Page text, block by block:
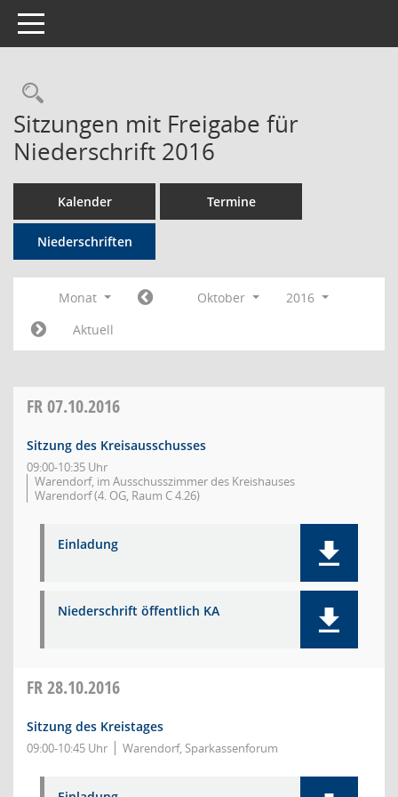
Toggle navigation
Rechercheauswahl
Sitzungen mit Freigabe für
Niederschrift 2016
Kalender Termine
Niederschriften
Monat Oktober
2016
Aktuell
FR07.10.2016
Sitzung des Kreisausschusses
09:00-10:35 Uhr
Warendorf, im Ausschusszimmer des Kreishauses
Warendorf (4. OG, Raum C 4.26)
Einladung
Niederschrift öffentlich KA
FR28.10.2016
Sitzung des Kreistages
09:00-10:45 Uhr Warendorf, Sparkassenforum